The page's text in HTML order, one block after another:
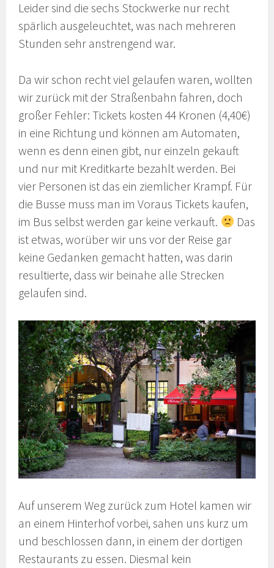
Leider sind die sechs Stockwerke nur recht
spärlich ausgeleuchtet, was nach mehreren
Stunden sehr anstrengend war.
Da wir schon recht viel gelaufen waren, wollten
wir zurück mit der Straßenbahn fahren, doch
großer Fehler: Tickets kosten 44 Kronen (4,40€)
in eine Richtung und können am Automaten,
wenn es denn einen gibt, nur einzeln gekauft
und nur mit Kreditkarte bezahlt werden. Bei
vier Personen ist das ein ziemlicher Krampf. Für
die Busse muss man im Voraus Tickets kaufen,
im Bus selbst werden gar keine verkauft.
Das
ist etwas, worüber wir uns vor der Reise gar
keine Gedanken gemacht hatten, was darin
resultierte, dass wir beinahe alle Strecken
gelaufen sind.
Auf unserem Weg zurück zum Hotel kamen wir
an einem Hinterhof vorbei, sahen uns kurz um
und beschlossen dann, in einem der dortigen
Restaurants zu essen. Diesmal kein